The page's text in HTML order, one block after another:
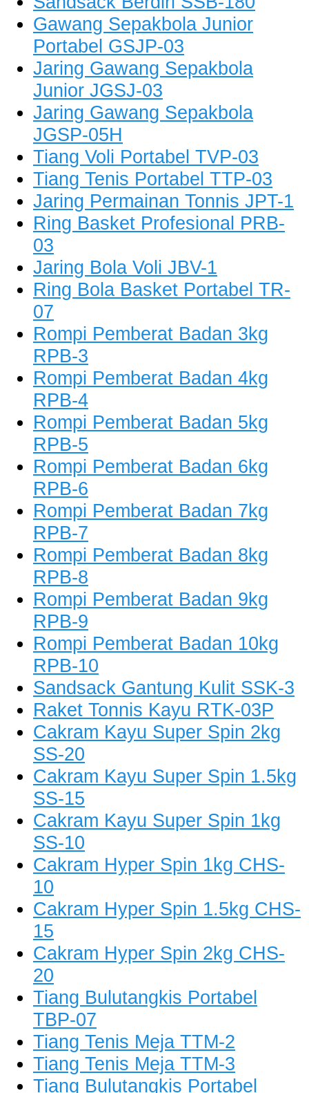
Gawang Sepakbola Junior
Portabel GSJP-03
Jaring Gawang Sepakbola
Junior JGSJ-03
Jaring Gawang Sepakbola
JGSP-05H
Tiang Voli Portabel TVP-03
Tiang Tenis Portabel TTP-03
Jaring Permainan Tonnis JPT-1
Ring Basket Profesional PRB-
03
Jaring Bola Voli JBV-1
Ring Bola Basket Portabel TR-
07
Rompi Pemberat Badan 3kg
RPB-3
Rompi Pemberat Badan 4kg
RPB-4
Rompi Pemberat Badan 5kg
RPB-5
Rompi Pemberat Badan 6kg
RPB-6
Rompi Pemberat Badan 7kg
RPB-7
Rompi Pemberat Badan 8kg
RPB-8
Rompi Pemberat Badan 9kg
RPB-9
Rompi Pemberat Badan 10kg
RPB-10
Sandsack Gantung Kulit SSK-3
Raket Tonnis Kayu RTK-03P
Cakram Kayu Super Spin 2kg
SS-20
Cakram Kayu Super Spin 1.5kg
SS-15
Cakram Kayu Super Spin 1kg
SS-10
Cakram Hyper Spin 1kg CHS-
10
Cakram Hyper Spin 1.5kg CHS-
15
Cakram Hyper Spin 2kg CHS-
20
Tiang Bulutangkis Portabel
TBP-07
Tiang Tenis Meja TTM-2
Tiang Tenis Meja TTM-3
Tiang Bulutangkis Portabel